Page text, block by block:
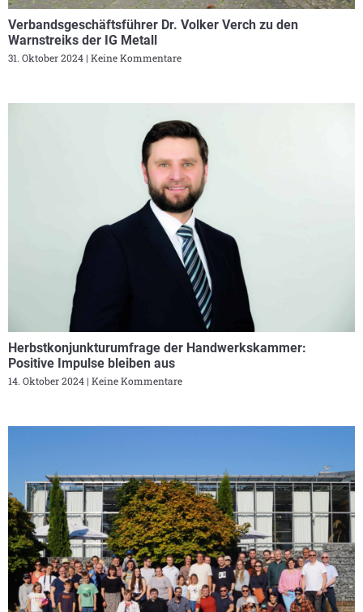
Verbandsgeschäftsführer Dr. Volker Verch zu den
Warnstreiks der IG Metall
31. Oktober 2024 Keine Kommentare
Herbstkonjunkturumfrage der Handwerkskammer:
Positive Impulse bleiben aus
14. Oktober 2024 Keine Kommentare